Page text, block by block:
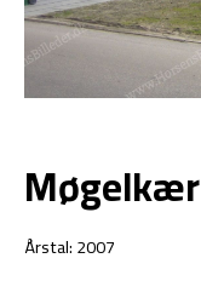
Møgelkær
Årstal: 2007